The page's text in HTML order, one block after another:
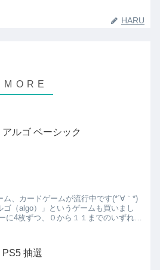
HARU
アルゴ ベーシック
、カードゲームが流行中です(*´∀｀*)
（algo）」というゲームも買いまし
PS5 抽選